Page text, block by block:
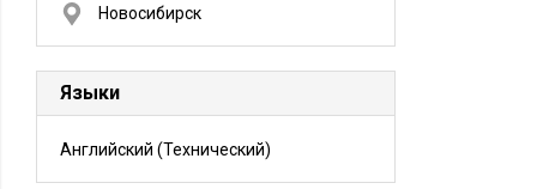
Новосибирск
Языки
Английский (Технический)